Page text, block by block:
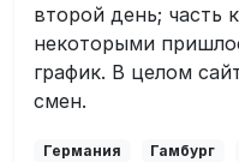
второй день; часть
некоторыми
график. В целом
смен.
Германия Гамбург